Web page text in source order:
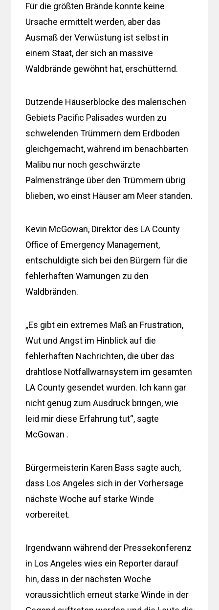
Für die größten Brände konnte keine
Ursache ermittelt werden, aber das
Ausmaß der Verwüstung ist selbst in
einem Staat, der sich an massive
Waldbrände gewöhnt hat, erschütternd.
Dutzende Häuserblöcke des malerischen
Gebiets Pacific Palisades wurden zu
schwelenden Trümmern dem Erdboden
gleichgemacht, während im benachbarten
Malibu nur noch geschwärzte
Palmenstränge über den Trümmern übrig
blieben, wo einst Häuser am Meer standen.
Kevin McGowan, Direktor des LA County
Office of Emergency Management,
entschuldigte sich bei den Bürgern für die
fehlerhaften Warnungen zu den
Waldbränden.
„Es gibt ein extremes Maß an Frustration,
Wut und Angst im Hinblick auf die
fehlerhaften Nachrichten, die über das
drahtlose Notfallwarnsystem im gesamten
LA County gesendet wurden. Ich kann gar
nicht genug zum Ausdruck bringen, wie
leid mir diese Erfahrung tut“, sagte
McGowan .
Bürgermeisterin Karen Bass sagte auch,
dass Los Angeles sich in der Vorhersage
nächste Woche auf starke Winde
vorbereitet.
Irgendwann während der Pressekonferenz
in Los Angeles wies ein Reporter darauf
hin, dass in der nächsten Woche
voraussichtlich erneut starke Winde in der